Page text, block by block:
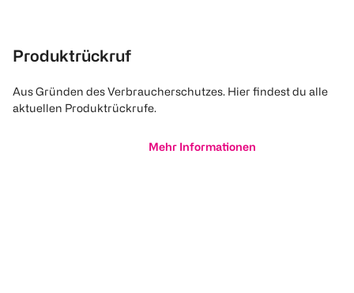
Produktrückruf
Aus Gründen des Verbraucherschutzes. Hier findest du alle
aktuellen Produktrückrufe.
Mehr Informationen